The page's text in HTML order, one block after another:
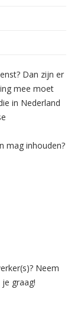
Dan zijn er
mee moet
in Nederland
mag inhouden?
Neem
graag!